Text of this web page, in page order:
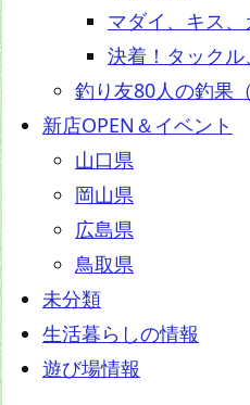
マダイ、キス
決着！タック
釣り友80人の釣果
新店OPEN＆イベント
山口県
岡山県
広島県
鳥取県
未分類
生活暮らしの情報
遊び場情報